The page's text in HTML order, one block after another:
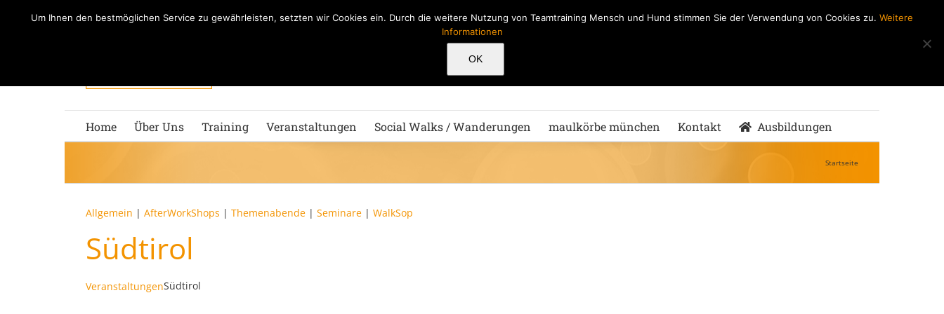
Home Über Uns Training Veranstaltungen Social Walks / Wanderungen maulkörbe münchen Kontakt Ausbildungen
Startseite
Allgemein | AfterWorkShops | Themenabende | Seminare | WalkSop
Südtirol
VeranstaltungenSüdtirol
Um Ihnen den bestmöglichen Service zu gewährleisten, setzten wir Cookies ein. Durch die weitere Nutzung von Teamtraining Mensch und Hund stimmen Sie der Verwendung von Cookies zu. Weitere
Informationen
OK